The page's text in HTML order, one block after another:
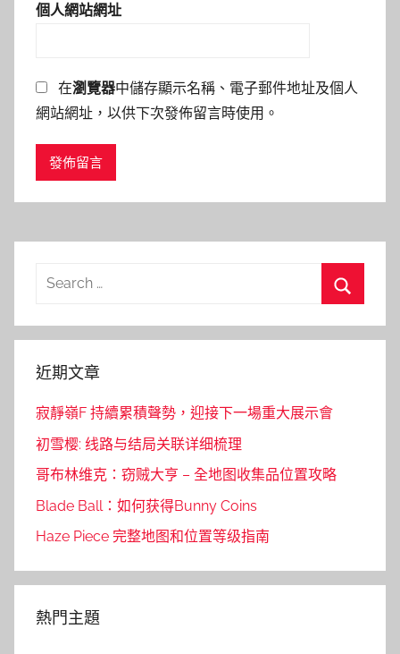
個人網站網址
在瀏覽器中儲存顯示名稱、電子郵件地址及個人
網站網址，以供下次發佈留言時使用。
Search
近期文章
寂靜嶺F 持續累積聲勢，迎接下一場重大展示會
初雪樱: 线路与结局关联详细梳理
哥布林维克：窃贼大亨 – 全地图收集品位置攻略
Blade Ball：如何获得Bunny Coins
Haze Piece 完整地图和位置等级指南
熱門主題